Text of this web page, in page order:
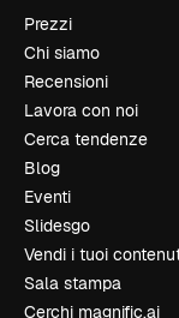
Prezzi
Chi siamo
Recensioni
Lavora con noi
Cerca tendenze
Blog
Eventi
Slidesgo
Vendi i tuoi
Sala stampa
Cerchi magnific.ai